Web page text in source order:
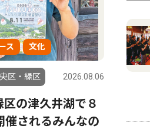
ス 文化
区・緑区 2026.08.06
の津久井湖で８
催されるみんなの
コラ
さが
今
展